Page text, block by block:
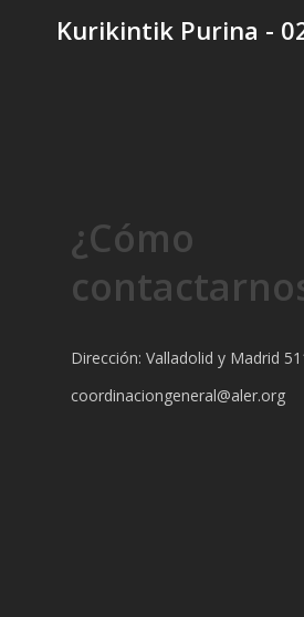
Kurikintik Purina -
¿Cómo
Dirección: Valladolid y Madrid
coordinaciongeneral@aler.org